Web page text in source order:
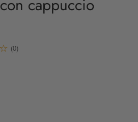
cappuccio
(0)